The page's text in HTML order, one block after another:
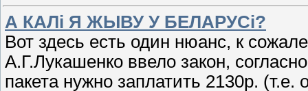
А КАЛi Я ЖЫВУ У БЕЛАРУСi?
Вот здесь есть один нюанс, к
А.Г.Лукашенко ввело закон,
пакета нужно заплатить 2130р.